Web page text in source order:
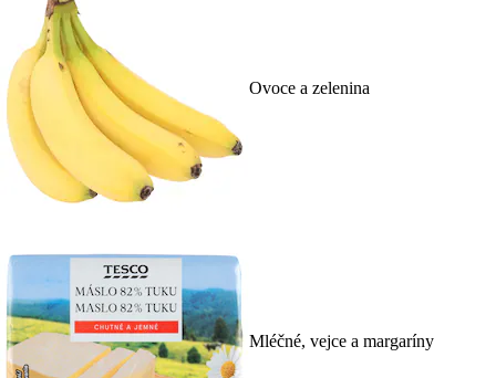
Ovoce a zelenina
Mléčné, vejce a margaríny